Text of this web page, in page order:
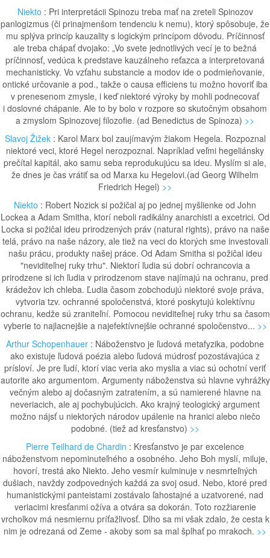
Niekto : Pri interpretácii Spinozu treba mať na zreteli Spinozov
panlogizmus (či prinajmenšom tendenciu k nemu), ktorý spôsobuje, že
mu splýva princíp kauzality s logickým princípom dôvodu. Príčinnosť
ale treba chápať dvojako: „Vo svete jednotlivých vecí je to bežná
príčinnosť, vedúca k predstave kauzálneho reťazca a interpretovaná
mechanisticky. Vo vzťahu substancie a modov ide o podmieňovanie,
ontické určovanie a pod., takže o causa efficiens tu možno hovoriť iba
v prenesenom zmysle, i keď niektoré výroky by mohli podnecovať
i doslovné chápanie. Ale to by bolo v rozpore so skutočným obsahom
a zmyslom Spinozovej filozofie. (ad Benedictus de Spinoza) >>
Slavoj Žižek: Karol Marx bol zaujímavým žiakom Hegela. Rozpoznal
niektoré veci, ktoré Hegel nerozpoznal. Napríklad veľmi hegeliánsky
prečítal kapitál, ako samu seba reprodukujúcu sa ideu. Myslím si ale,
že dnes je čas vrátiť sa od Marxa ku Hegelovi.(ad Georg Wilhelm
Friedrich Hegel) >>
Niekto : Robert Nozick si požičal aj po jednej myšlienke od John
Lockea a Adam Smitha, ktorí neboli radikálny anarchisti a excetrici. Od
Locka si požičal ideu prirodzených práv (natural rights), právo na naše
telá, právo na naše názory, ale tiež na veci do ktorých sme investovali
našu prácu, produkty našej práce. Od Adam Smitha si požičal ideu
"neviditeľnej ruky trhu". Niektorí ľudia sú dobrí ochrancovia a
prirodzene si ich ľudia v prirodzenom stave najímajú na ochranu, pred
krádežov ich chleba. Ľudia časom zobchodujú niektoré svoje práva,
vytvoria tzv. ochranné spoločenstvá, ktoré poskytujú kolektívnu
ochranu, kedže sú zraniteľní. Pomocou neviditeľnej ruky trhu sa časom
vyberie to najlacnejšie a najefektívnejšie ochranné spoločenstvo... >>
Arthur Schopenhauer : Náboženstvo je ľudová metafyzika, podobne
ako existuje ľudová poézia alebo ľudová múdrosť pozostávajúca z
prísloví. Je pre ľudí, ktorí viac veria ako myslia a viac sú ochotní veriť
autorite ako argumentom. Argumenty náboženstva sú hlavne vyhrážky
večným alebo aj dočasným zatratením, a sú namierené hlavne na
neveriacich, ale aj pochybujúcich. Ako krajný teologický argument
možno nájsť u niektorých národov upálenie na hranici alebo niečo
podobné. (tiež ad kresťanstvo) >>
Pierre Teilhard de Chardin : Kresťanstvo je par excelence
náboženstvom nepominuteľného a osobného. Jeho Boh myslí, miluje,
hovorí, trestá ako Niekto. Jeho vesmír kulminuje v nesmrteľných
dušiach, navždy zodpovedných každá za svoj osud. Nebo, ktoré pred
humanistickými panteistami zostávalo ľahostajné a uzatvorené, nad
veriacimi kresťanmi ožíva a otvára sa dokorán. Toto rozžiarenie
vrcholkov má nesmiernu príťažlivosť. Dlho sa mi však zdalo, že cesta k
nim je odrezaná od Zeme - akoby som sa mal šplhať po mrakoch. >>